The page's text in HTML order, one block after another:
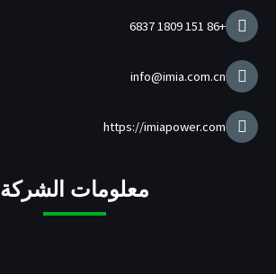
+86 151 1809 6837
info@imia.com.cn
https://imiapower.com
معلومات الشركة